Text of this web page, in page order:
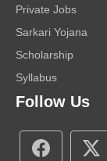
Private Jobs
Sarkari Yojana
Scholarship
Syllabus
Follow Us